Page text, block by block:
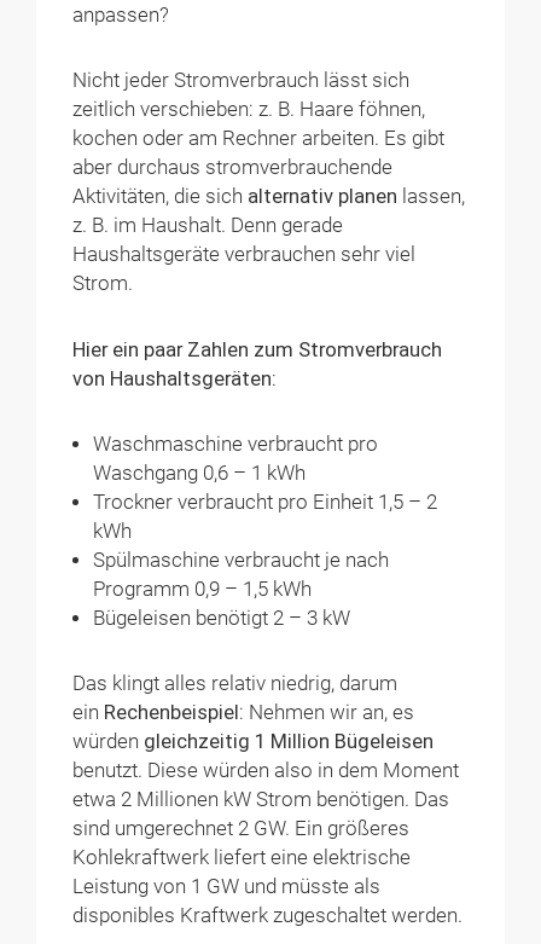
anpassen?
Nicht jeder Stromverbrauch lässt sich
zeitlich verschieben: z. B. Haare föhnen,
kochen oder am Rechner arbeiten. Es gibt
aber durchaus stromverbrauchende
Aktivitäten, die sich alternativ planen lassen,
z. B. im Haushalt. Denn gerade
Haushaltsgeräte verbrauchen sehr viel
Strom.
Hier ein paar Zahlen zum Stromverbrauch
von Haushaltsgeräten:
Waschmaschine verbraucht pro
Waschgang 0,6 – 1 kWh
Trockner verbraucht pro Einheit 1,5 – 2
kWh
Spülmaschine verbraucht je nach
Programm 0,9 – 1,5 kWh
Bügeleisen benötigt 2 – 3 kW
Das klingt alles relativ niedrig, darum
ein Rechenbeispiel: Nehmen wir an, es
würden gleichzeitig 1 Million Bügeleisen
benutzt. Diese würden also in dem Moment
etwa 2 Millionen kW Strom benötigen. Das
sind umgerechnet 2 GW. Ein größeres
Kohlekraftwerk liefert eine elektrische
Leistung von 1 GW und müsste als
disponibles Kraftwerk zugeschaltet werden.